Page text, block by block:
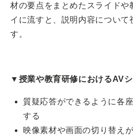
材の要点をまとめたスライドや
イに流すと、説明内容について
す。
▼授業や教育研修におけるAV
質疑応答ができるように各
する
映像素材や画面の切り替え